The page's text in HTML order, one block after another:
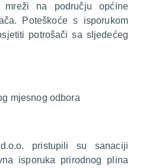
mreži na području općine
Poteškoće s isporukom
potrošači sa sljedećeg
mjesnog odbora
pristupili su sanaciji
isporuka prirodnog plina